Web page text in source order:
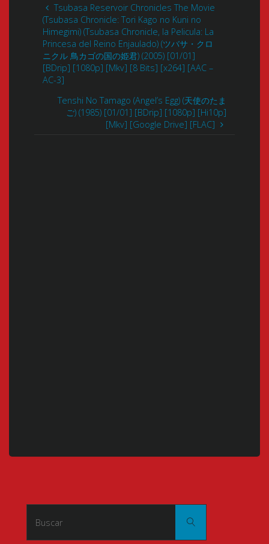
Tsubasa Reservoir Chronicles The Movie
(Tsubasa Chronicle: Tori Kago no Kuni no
Himegimi) (Tsubasa Chronicle, la Pelicula: La
Princesa del Reino Enjaulado) (ツバサ・クロ
ニクル 鳥カゴの国の姫君) (2005) [01/01]
[BDrip] [1080p] [Mkv] [8 Bits] [x264] [AAC –
AC-3]
Tenshi No Tamago (Angel’s Egg) (天使のたま
ご) (1985) [01/01] [BDrip] [1080p] [Hi10p]
[Mkv] [Google Drive] [FLAC]
Buscar